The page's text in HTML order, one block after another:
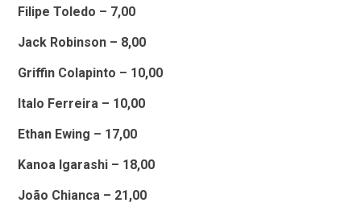
Filipe Toledo – 7,00
Jack Robinson – 8,00
Griffin Colapinto – 10,00
Italo Ferreira – 10,00
Ethan Ewing – 17,00
Kanoa Igarashi – 18,00
João Chianca – 21,00